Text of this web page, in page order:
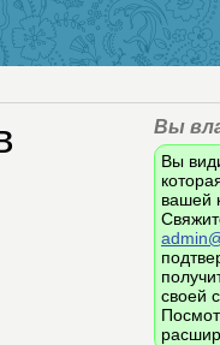
Вы
Вы
вашей
своей